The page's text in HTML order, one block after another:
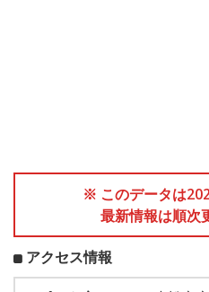
※ このデータは
最新情報は順次
アクセス情報